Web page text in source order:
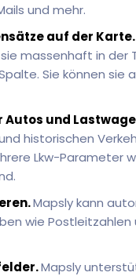
und mehr.
auf der Karte.
massenhaft in der
Sie können sie
Autos und
historischen
Lkw-Parameter
Mapsly kann
wie Postleitzahlen
Mapsly